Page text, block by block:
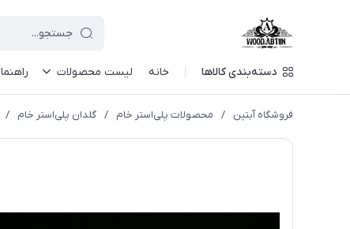
دسته‌بندی کالاها خانه لیست محصولات راهنما
فروشگاه آبتین / محصولات پلی‌استر خام / گلدان پلی‌استر خام /